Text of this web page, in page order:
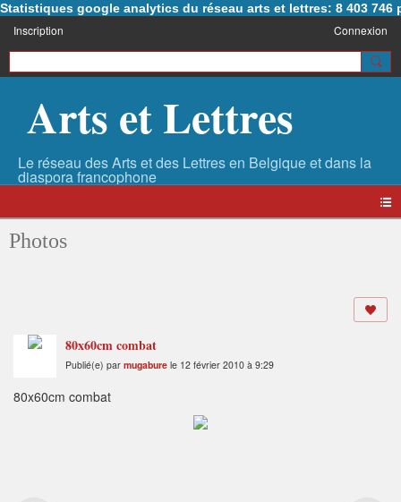
Statistiques google analytics du réseau arts et lettres: 8 403 746
Inscription Connexion
Arts et Lettres
Photos
80x60cm combat
Publié(e) par mugabure le 12 février 2010 à 9:29
80x60cm combat